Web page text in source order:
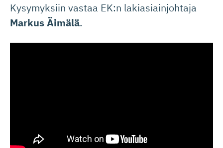
Kysymyksiin vastaa EK:n lakiasiainjohtaja
Markus Äimälä.